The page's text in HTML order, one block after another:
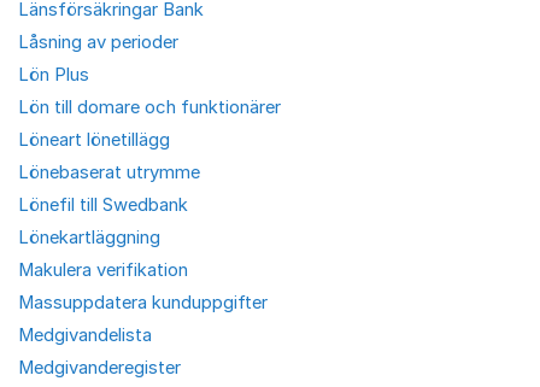
Länsförsäkringar Bank
Låsning av perioder
Lön Plus
Lön till domare och funktionärer
Löneart lönetillägg
Lönebaserat utrymme
Lönefil till Swedbank
Lönekartläggning
Makulera verifikation
Massuppdatera kunduppgifter
Medgivandelista
Medgivanderegister